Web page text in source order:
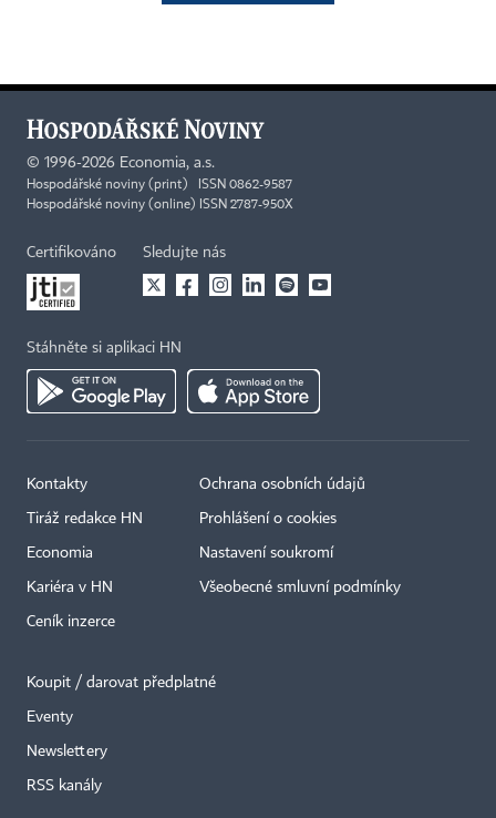
© 1996-2026 Economia, a.s.
Hospodářské noviny (print) ISSN 0862-9587
Hospodářské noviny (online) ISSN 2787-950X
Certifikováno Sledujte nás
Stáhněte si aplikaci HN
Kontakty
Tiráž redakce HN
Economia
Kariéra v HN
Ceník inzerce
Ochrana osobních údajů
Prohlášení o cookies
Nastavení soukromí
Všeobecné smluvní podmínky
Koupit / darovat předplatné
Eventy
Newslettery
RSS kanály